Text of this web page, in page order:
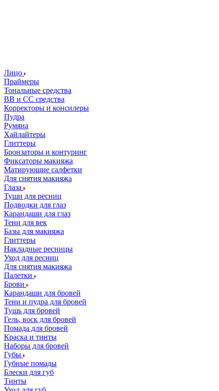
Лицо
Праймеры
Тональные средства
ВВ и СС средства
Корректоры и консилеры
Пудра
Румяна
Хайлайтеры
Глиттеры
Бронзаторы и контуринг
Фиксаторы макияжа
Матирующие салфетки
Для снятия макияжа
Глаза
Туши для ресниц
Подводки для глаз
Карандаши для глаз
Тени для век
Базы для макияжа
Глиттеры
Накладные ресницы
Уход для ресниц
Для снятия макияжа
Палетки
Брови
Карандаши для бровей
Тени и пудра для бровей
Тушь для бровей
Гель, воск для бровей
Помада для бровей
Краска и тинты
Наборы для бровей
Губы
Губные помады
Блески для губ
Тинты